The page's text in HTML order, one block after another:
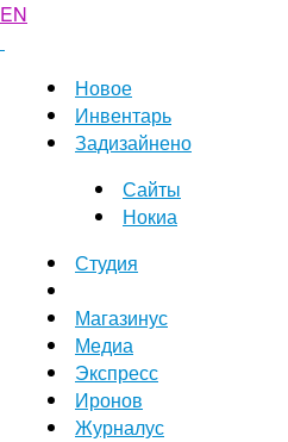
EN
Новое
Инвентарь
Задизайнено
Сайты
Нокиа
Студия
Магазинус
Медиа
Экспресс
Иронов
Журналус